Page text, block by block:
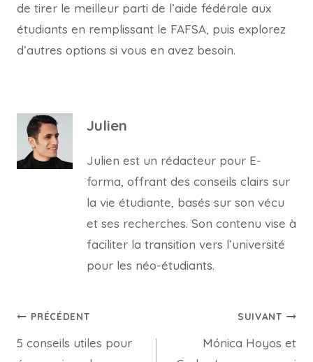
de tirer le meilleur parti de l’aide fédérale aux
étudiants en remplissant le FAFSA, puis explorez
d’autres options si vous en avez besoin.
Julien
Julien est un rédacteur pour E-
forma, offrant des conseils clairs sur
la vie étudiante, basés sur son vécu
et ses recherches. Son contenu vise à
faciliter la transition vers l’université
pour les néo-étudiants.
Navigation
de
PRÉCÉDENT
5 conseils utiles pour
SUIVANT
Mónica Hoyos et